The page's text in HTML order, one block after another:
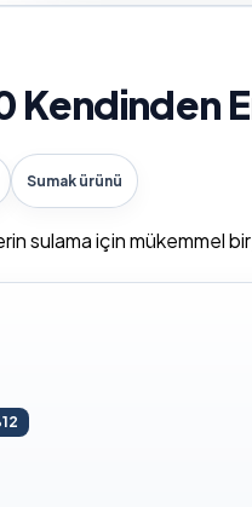
Kendinden
Sumak ürünü
sulama için mükemmel